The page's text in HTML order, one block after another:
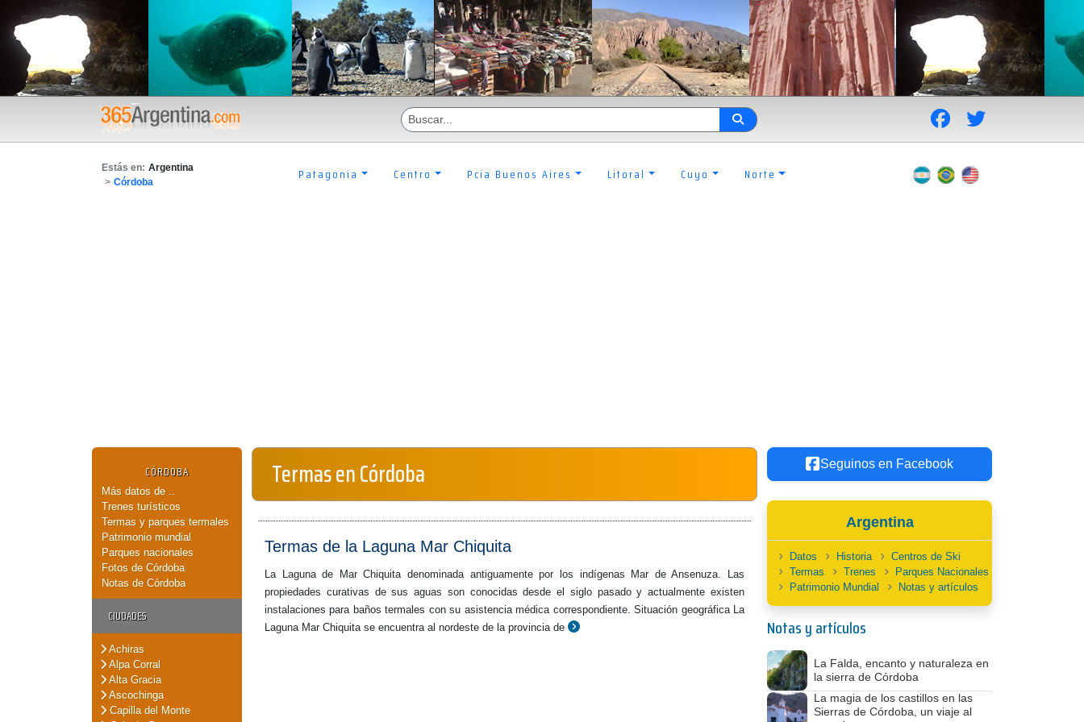
Estás en: Argentina
> Córdoba Patagonia Centro Pcia Buenos Aires Litoral Cuyo Norte
CÓRDOBA
Más datos de ..
Trenes turísticos
Termas y parques termales
Patrimonio mundial
Parques nacionales
Fotos de Córdoba
Notas de Córdoba
CIUDADES
Achiras
Alpa Corral
Alta Gracia
Ascochinga
Capilla del Monte
Termas en Córdoba
Termas de la Laguna Mar Chiquita
La Laguna de Mar Chiquita denominada antiguamente por los indígenas Mar de Ansenuza. Las
propiedades curativas de sus aguas son conocidas desde el siglo pasado y actualmente existen
instalaciones para baños termales con su asistencia médica correspondiente. Situación geográfica La
Laguna Mar Chiquita se encuentra al nordeste de la provincia de
Seguinos en Facebook
Argentina
Datos Historia
Centros de Ski
Termas
Trenes
Parques Nacionales
Patrimonio Mundial
Notas y artículos
Notas y artículos
La Falda, encanto y naturaleza en
la sierra de Córdoba
La magia de los castillos en las
Sierras de Córdoba, un viaje al